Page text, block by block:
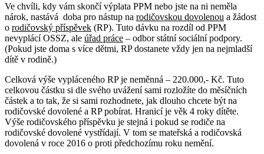
Ve chvíli, kdy vám skončí výplata PPM nebo jste na ni neměla
nárok, nastává doba pro nástup na rodičovskou dovolenou a žádost
o rodičovský příspěvek (RP). Tuto dávku na rozdíl od PPM
nevyplácí OSSZ, ale úřad práce – odbor státní sociální podpory.
(Pokud jste doma s více dětmi, RP dostanete vždy jen na nejmladší
dítě v rodině.)
Celková výše vypláceného RP je neměnná – 220.000,- Kč. Tuto
celkovou částku si dle svého uvážení sami rozložíte do měsíčních
částek a to tak, že si sami rozhodnete, jak dlouho chcete být na
rodičovské dovolené a RP pobírat. Hranicí je věk 4 roky dítěte.
Výše rodičovského příspěvku je stejná i pokud se rodiče na
rodičovské dovolené vystřídají. V tom se mateřská a rodičovská
dovolená v roce 2016 o proti předchozímu roku nemění.